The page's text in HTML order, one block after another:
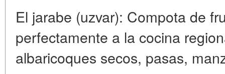
El jarabe (uzvar): Compota de
perfectamente a la cocina
albaricoques secos, pasas,